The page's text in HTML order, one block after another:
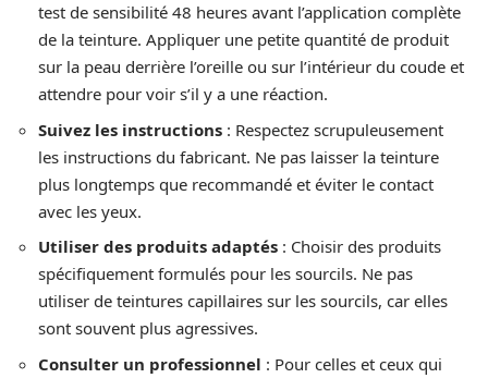
test de sensibilité 48 heures avant l’application complète
de la teinture. Appliquer une petite quantité de produit
sur la peau derrière l’oreille ou sur l’intérieur du coude et
attendre pour voir s’il y a une réaction.
Suivez les instructions : Respectez scrupuleusement
les instructions du fabricant. Ne pas laisser la teinture
plus longtemps que recommandé et éviter le contact
avec les yeux.
Utiliser des produits adaptés : Choisir des produits
spécifiquement formulés pour les sourcils. Ne pas
utiliser de teintures capillaires sur les sourcils, car elles
sont souvent plus agressives.
Consulter un professionnel : Pour celles et ceux qui